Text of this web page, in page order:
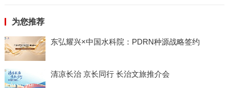
为您推荐
东弘耀兴×中国水科院：PDRN种源战略签约
清凉长治 京长同行 长治文旅推介会